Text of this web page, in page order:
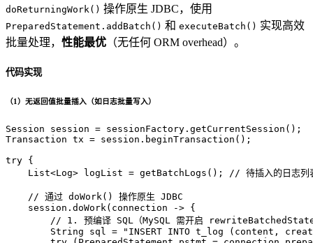
doReturningWork() 操作原生 JDBC，使用
PreparedStatement.addBatch() 和 executeBatch() 实现高效
批量处理， 性能最优 （无任何 ORM overhead）。
代码实现
（1）无返回值批量插入（如日志批量写入）
Session session =
Transaction tx = session.beginTransaction();
try {
    List<Log> logList = getBatchLogs();
// 待插入的日志列
// 通过 doWork() 操作原生 JDBC
    session.doWork(connection -> {
// 1. 预编译 SQL（MySQL 需开启
String
sql =
"INSERT INTO t_log (content,